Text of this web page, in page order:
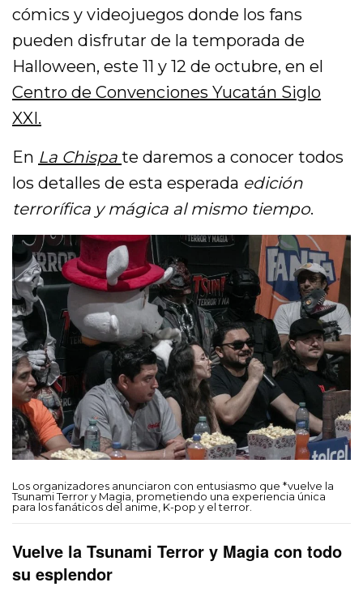
cómics y videojuegos donde los fans
pueden disfrutar de la temporada de
Halloween, este 11 y 12 de octubre, en el
Centro de Convenciones Yucatán Siglo
XXI.
En La Chispa te daremos a conocer todos
los detalles de esta esperada edición
terrorífica y mágica al mismo tiempo.
Los organizadores anunciaron con entusiasmo que *vuelve la
Tsunami Terror y Magia, prometiendo una experiencia única
para los fanáticos del anime, K-pop y el terror.
Vuelve la Tsunami Terror y Magia con todo
su esplendor